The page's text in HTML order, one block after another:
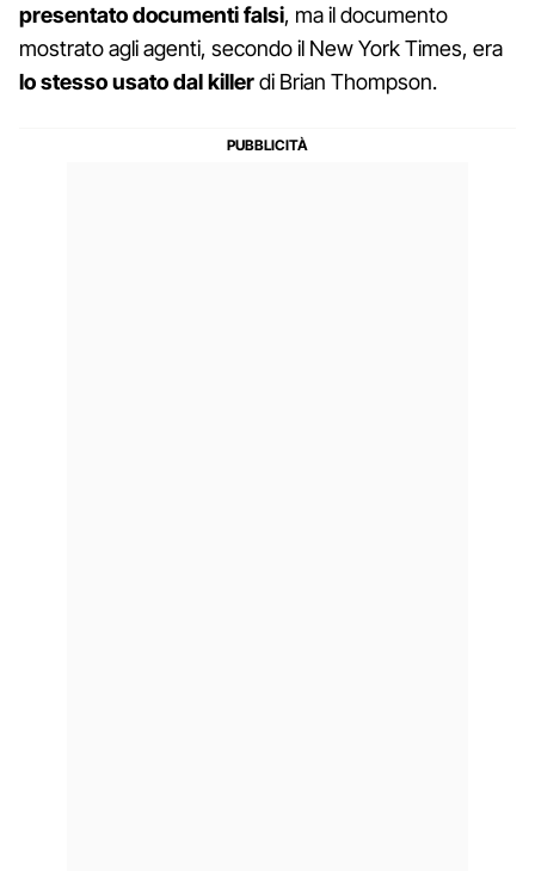
presentato documenti falsi, ma il documento
mostrato agli agenti, secondo il New York Times, era
lo stesso usato dal killerdi Brian Thompson.